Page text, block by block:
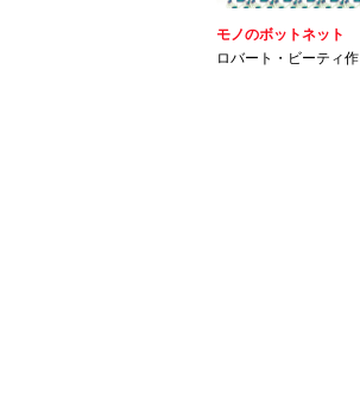
モノのボットネット
ロバート・ビーティ作